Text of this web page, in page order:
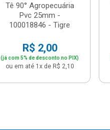
Tê 90° Agropecuária
Pvc 25mm -
100018846 - Tigre
R$ 2,00
(já com 5% de desconto no PIX)
ou em até 1x de R$ 2,10